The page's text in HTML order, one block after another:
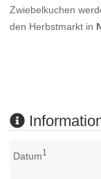
Zwiebelkuchen
den Herbstmarkt in
Datum1